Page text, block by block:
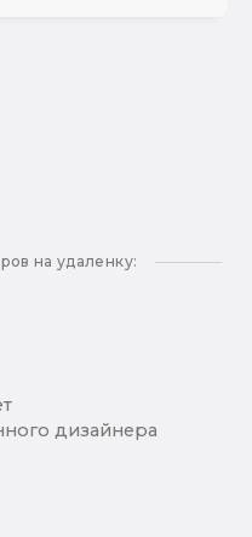
на удаленку:
дизайнера